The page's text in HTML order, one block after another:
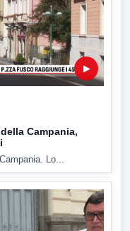
▶
Campania,
Lo...